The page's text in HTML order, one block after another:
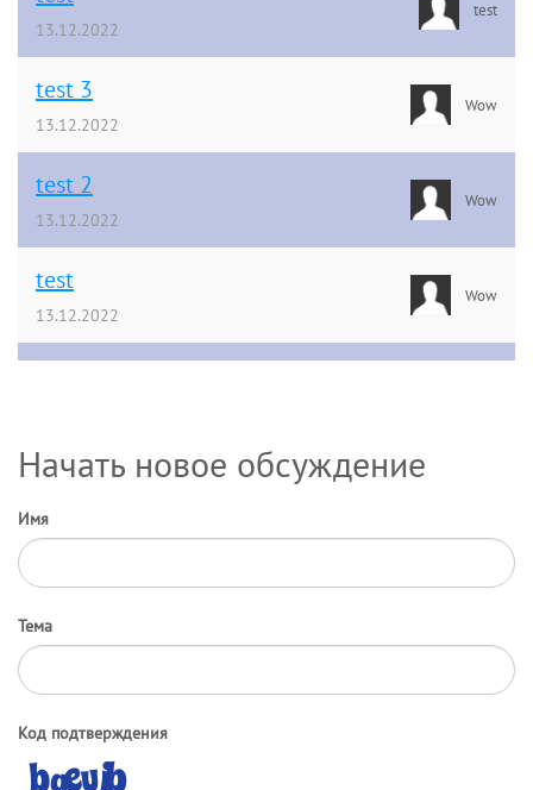
13.12.2022
test
test 3
13.12.2022
Wow
test 2
13.12.2022
Wow
test
13.12.2022
Wow
Начать новое обсуждение
Имя
Тема
Код подтверждения